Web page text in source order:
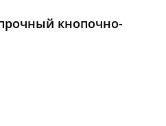
кнопочно-